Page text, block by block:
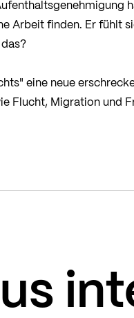
Arbeit finden. Er fühlt
eine neue
Flucht, Migration und